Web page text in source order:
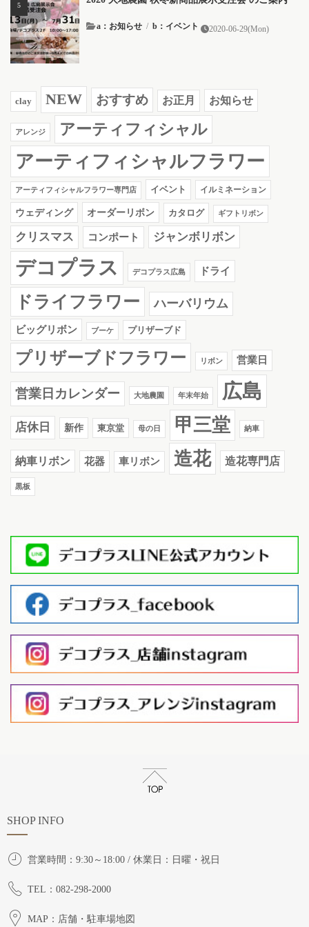
2020-06-29(Mon)
a：お知らせ / b：イベント
clay NEW おすすめ お正月 お知らせ
アレンジ アーティフィシャル
アーティフィシャルフラワー
アーティフィシャルフラワー専門店 イベント イルミネーション
ウェディング オーダーリボン カタログ ギフトリボン
クリスマス コンポート ジャンボリボン
デコプラス デコプラス広島 ドライ
ドライフラワー ハーバリウム
ビッグリボン ブーケ プリザーブド
プリザーブドフラワー リボン 営業日
営業日カレンダー 大地農園 年末年始 広島
店休日 新作 東京堂 母の日 甲三堂 納車
納車リボン 花器 車リボン 造花 造花専門店
黒板
SHOP INFO
営業時間：9:30～18:00 / 休業日：日曜・祝日
TEL：082-298-2000
MAP：店舗・駐車場地図